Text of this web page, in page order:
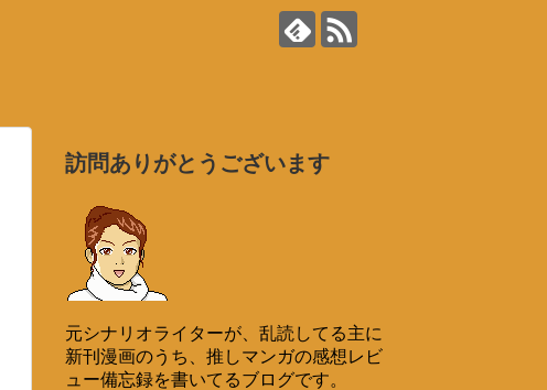
訪問ありがとうございます
元シナリオライターが、乱読してる主に
新刊漫画のうち、推しマンガの感想レビ
ュー備忘録を書いてるブログです。